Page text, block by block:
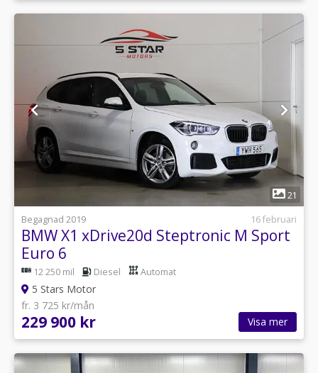
1
21
Begagnad 2019
16 februari
BMW X1 xDrive20d Steptronic M Sport
Euro 6
12 250 mil Diesel Automat
5 Stars Motor
fr. 3 725 kr/mån
229 900 kr Visa mer